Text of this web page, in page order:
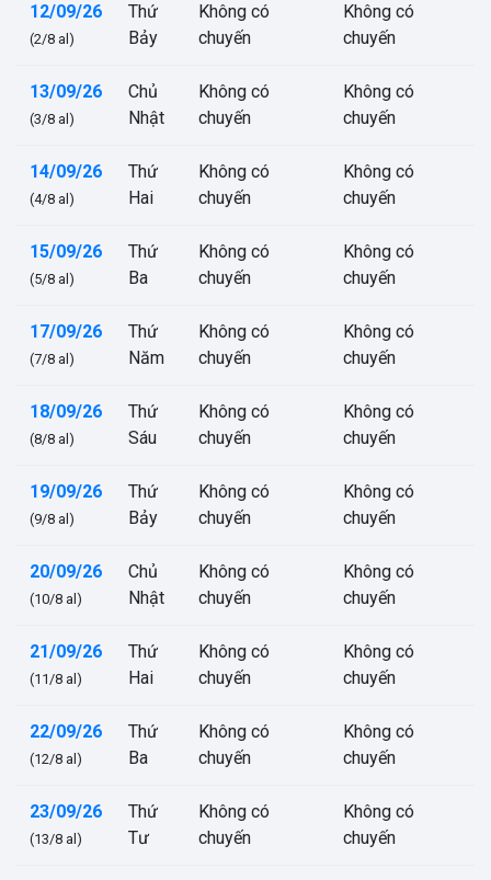
12/09/26
(2/8 al)
Thứ
Bảy
Không có
chuyến
Không có
chuyến
13/09/26
(3/8 al)
Chủ
Nhật
Không có
chuyến
Không có
chuyến
14/09/26
(4/8 al)
Thứ
Hai
Không có
chuyến
Không có
chuyến
15/09/26
(5/8 al)
Thứ
Ba
Không có
chuyến
Không có
chuyến
17/09/26
(7/8 al)
Thứ
Năm
Không có
chuyến
Không có
chuyến
18/09/26
(8/8 al)
Thứ
Sáu
Không có
chuyến
Không có
chuyến
19/09/26
(9/8 al)
Thứ
Bảy
Không có
chuyến
Không có
chuyến
20/09/26
(10/8 al)
Chủ
Nhật
Không có
chuyến
Không có
chuyến
21/09/26
(11/8 al)
Thứ
Hai
Không có
chuyến
Không có
chuyến
22/09/26
(12/8 al)
Thứ
Ba
Không có
chuyến
Không có
chuyến
23/09/26
(13/8 al)
Thứ
Tư
Không có
chuyến
Không có
chuyến